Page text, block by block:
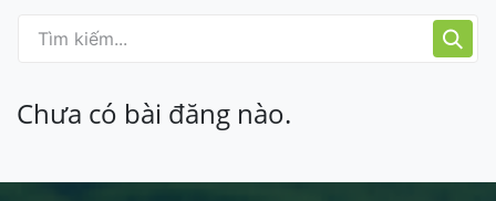
Chưa có bài đăng nào.